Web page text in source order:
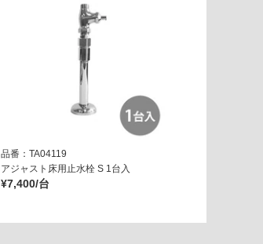
品番：TA04119
アジャスト床用止水栓 S 1台入
¥7,400/台